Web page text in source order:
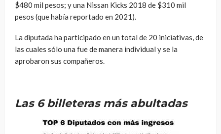
$480 mil pesos; y una Nissan Kicks 2018 de $310 mil
pesos (que había reportado en 2021).
La diputada ha participado en un total de 20 iniciativas, de
las cuales sólo una fue de manera individual y se la
aprobaron sus compañeros.
Las 6 billeteras más abultadas